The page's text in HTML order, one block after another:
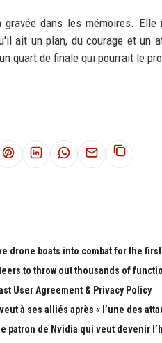
gravée dans les mémoires.
ait un plan, du courage et un
quart de finale qui pourrait le
drone boats into combat for the
to throw out thousands of
User Agreement & Privacy Policy
à ses alliés après « l’une des
patron de Nvidia qui veut devenir